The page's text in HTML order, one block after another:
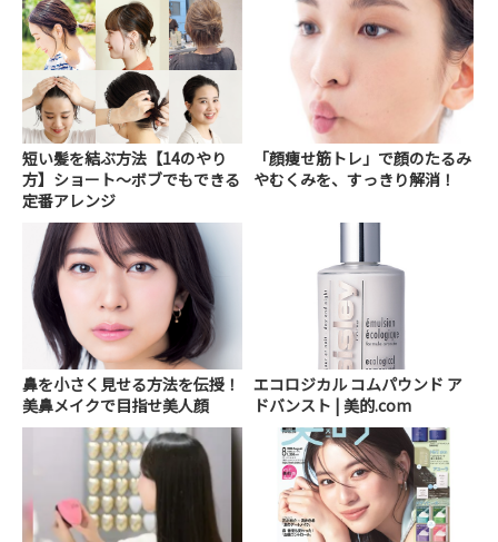
短い髪を結ぶ方法【14のやり
方】ショート～ボブでもできる
定番アレンジ
「顔痩せ筋トレ」で顔のたるみ
やむくみを、すっきり解消！
鼻を小さく見せる方法を伝授！
美鼻メイクで目指せ美人顔
エコロジカル コムパウンド ア
ドバンスト | 美的.com